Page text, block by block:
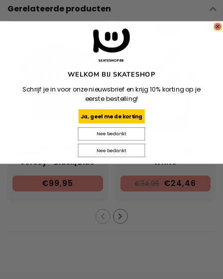
Gerelateerde producten
Argentina X Thrasher
Jersey - Black/Blue
€99,95
White
€34,95 €24,46
WELKOM BIJ SKATESHOP
Schrijf je in voor onze nieuwsbrief en krijg 10% korting op je
eerste bestelling!
Ja, geef me de korting
Nee bedankt
Nee bedankt